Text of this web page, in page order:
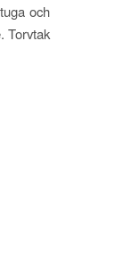
och
Torvtak